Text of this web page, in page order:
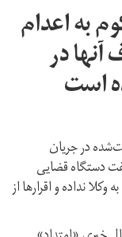
به اعدام
در
است
در جریان
دستگاه قضایی
نداده و اقرارها از